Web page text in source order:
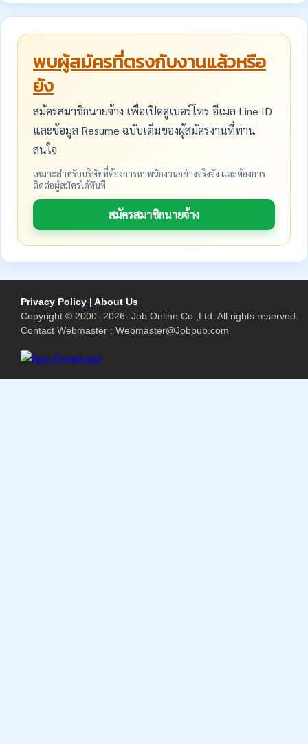
พบผู้สมัครที่ตรงกับงานแล้วหรือ
ยัง
สมัครสมาชิกนายจ้าง เพื่อเปิดดูเบอร์โทร อีเมล Line ID
และข้อมูล Resume ฉบับเต็มของผู้สมัครงานที่ท่าน
สนใจ
เหมาะสำหรับบริษัทที่ต้องการหาพนักงานอย่างจริงจัง และต้องการ
ติดต่อผู้สมัครได้ทันที
สมัครสมาชิกนายจ้าง
Privacy Policy | About Us
Copyright © 2000- 2026- Job Online Co.,Ltd. All rights reserved.
Contact Webmaster : Webmaster@Jobpub.com